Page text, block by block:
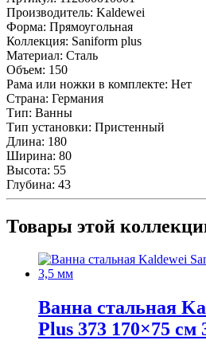
375
180x80
см
3,5
мм
Производитель: Kaldewei
Форма: Прямоугольная
Коллекция: Saniform plus
Материал: Сталь
Объем: 150
Рама или ножки в комплекте: Нет
Страна: Германия
Тип: Ванны
Тип установки: Пристенный
Длина: 180
Ширина: 80
Высота: 55
Глубина: 43
Товары этой
Ванна стальная
Plus 373 170×75 см